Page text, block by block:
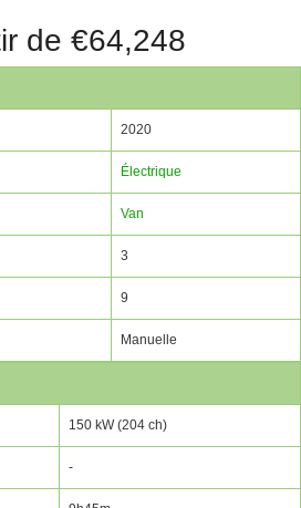
de €64,248
2020
Électrique
Van
3
9
Manuelle
150 kW (204 ch)
-